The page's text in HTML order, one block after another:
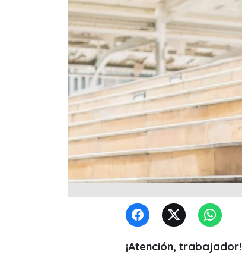
¡Atención, trabajador!